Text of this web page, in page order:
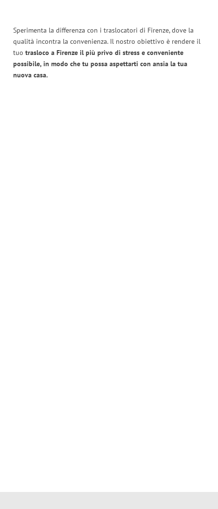
Sperimenta la differenza con i traslocatori di Firenze, dove la
qualità incontra la convenienza. Il nostro obiettivo è rendere il
tuo trasloco a Firenze il più privo di stress e conveniente
possibile, in modo che tu possa aspettarti con ansia la tua
nuova casa.